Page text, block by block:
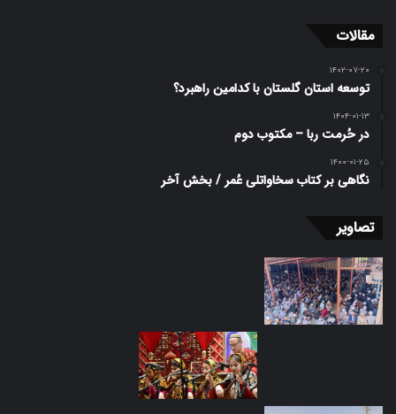
مقالات
۱۴۰۲-۰۷-۲۰
توسعه استان گلستان با کدامین راهبرد؟
۱۴۰۴-۰۱-۱۳
در حُرمت ربا – مکتوب دوم
۱۴۰۰-۰۱-۲۵
نگاهی بر کتاب سخاواتلی عُمر / بخش آخر
تصاویر